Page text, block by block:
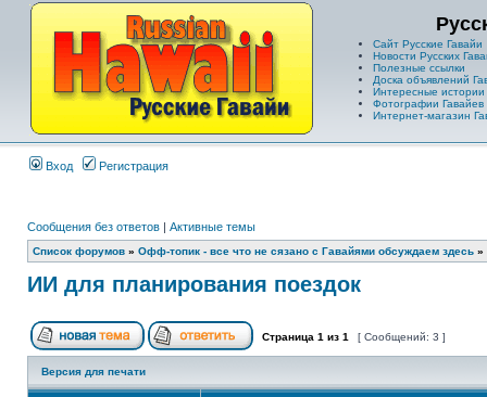
Сайт Русские Гавайи
Новости Русских
Полезные ссылки
Доска объявлений
Интересные истории
Фотографии Гавайев
Интернет-магазин
Вход Регистрация
Сообщения без ответов | Активные темы
Список форумов » Офф-топик - все что не сязано с Гавайями обсуждаем здесь »
ИИ для планирования поездок
Страница 1 из 1 [ Сообщений: 3 ]
Версия для печати